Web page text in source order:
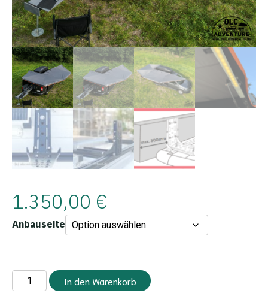
1.350,00 €
Anbauseite
270°
Markise
In den Warenkorb